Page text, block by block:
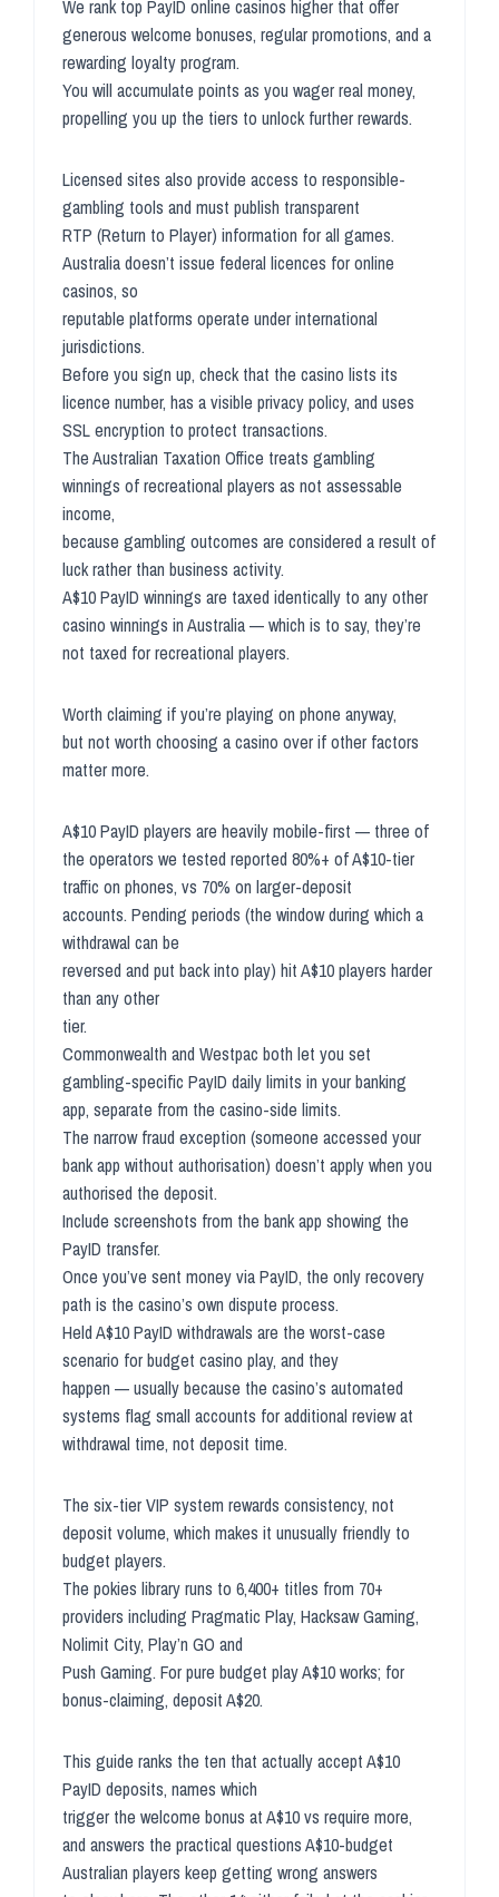
We rank top PayID online casinos higher that offer
generous welcome bonuses, regular promotions, and a
rewarding loyalty program.
You will accumulate points as you wager real money,
propelling you up the tiers to unlock further rewards.
Licensed sites also provide access to responsible-
gambling tools and must publish transparent
RTP (Return to Player) information for all games.
Australia doesn’t issue federal licences for online
casinos, so
reputable platforms operate under international
jurisdictions.
Before you sign up, check that the casino lists its
licence number, has a visible privacy policy, and uses
SSL encryption to protect transactions.
The Australian Taxation Office treats gambling
winnings of recreational players as not assessable
income,
because gambling outcomes are considered a result of
luck rather than business activity.
A$10 PayID winnings are taxed identically to any other
casino winnings in Australia — which is to say, they’re
not taxed for recreational players.
Worth claiming if you’re playing on phone anyway,
but not worth choosing a casino over if other factors
matter more.
A$10 PayID players are heavily mobile-first — three of
the operators we tested reported 80%+ of A$10-tier
traffic on phones, vs 70% on larger-deposit
accounts. Pending periods (the window during which a
withdrawal can be
reversed and put back into play) hit A$10 players harder
than any other
tier.
Commonwealth and Westpac both let you set
gambling-specific PayID daily limits in your banking
app, separate from the casino-side limits.
The narrow fraud exception (someone accessed your
bank app without authorisation) doesn’t apply when you
authorised the deposit.
Include screenshots from the bank app showing the
PayID transfer.
Once you’ve sent money via PayID, the only recovery
path is the casino’s own dispute process.
Held A$10 PayID withdrawals are the worst-case
scenario for budget casino play, and they
happen — usually because the casino’s automated
systems flag small accounts for additional review at
withdrawal time, not deposit time.
The six-tier VIP system rewards consistency, not
deposit volume, which makes it unusually friendly to
budget players.
The pokies library runs to 6,400+ titles from 70+
providers including Pragmatic Play, Hacksaw Gaming,
Nolimit City, Play’n GO and
Push Gaming. For pure budget play A$10 works; for
bonus-claiming, deposit A$20.
This guide ranks the ten that actually accept A$10
PayID deposits, names which
trigger the welcome bonus at A$10 vs require more,
and answers the practical questions A$10-budget
Australian players keep getting wrong answers